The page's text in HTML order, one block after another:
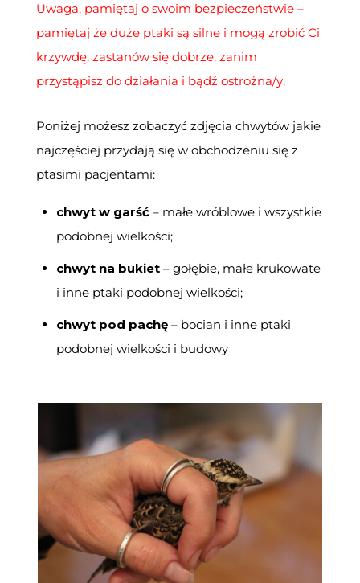
Uwaga, pamiętaj o swoim bezpieczeństwie –
pamiętaj że duże ptaki są silne i mogą zrobić Ci
krzywdę, zastanów się dobrze, zanim
przystąpisz do działania i bądź ostrożna/y;
Poniżej możesz zobaczyć zdjęcia chwytów jakie
najczęściej przydają się w obchodzeniu się z
ptasimi pacjentami:
chwyt w garść – małe wróblowe i wszystkie
podobnej wielkości;
chwyt na bukiet – gołębie, małe krukowate
i inne ptaki podobnej wielkości;
chwyt pod pachę – bocian i inne ptaki
podobnej wielkości i budowy